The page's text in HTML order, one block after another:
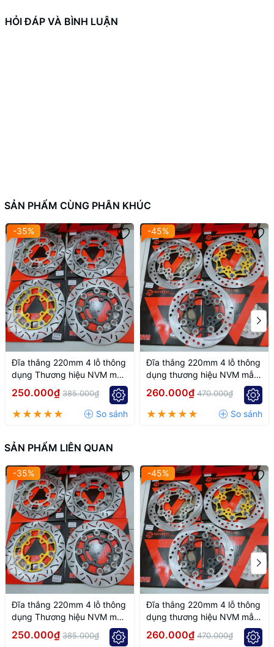
HỎI ĐÁP VÀ BÌNH LUẬN
SẢN PHẨM CÙNG PHÂN KHÚC
-35%
Đĩa thắng 220mm 4 lỗ thông
dụng Thương hiệu NVM mẫu
k7
250.000₫ 385.000₫
-45%
Đĩa thắng 220mm 4 lỗ thông
dụng thương hiệu NVM mẫu
k6
260.000₫ 470.000₫
SẢN PHẨM LIÊN QUAN
-35%
Đĩa thắng 220mm 4 lỗ thông
dụng Thương hiệu NVM mẫu
k7
250.000₫ 385.000₫
-45%
Đĩa thắng 220mm 4 lỗ thông
dụng thương hiệu NVM mẫu
k6
260.000₫ 470.000₫